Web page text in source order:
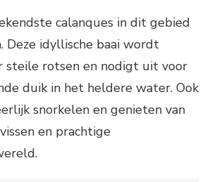
calanques in dit gebied
Deze idyllische baai wordt
steile rotsen en nodigt uit voor
duik in het heldere water. Ook
snorkelen en genieten van
en prachtige